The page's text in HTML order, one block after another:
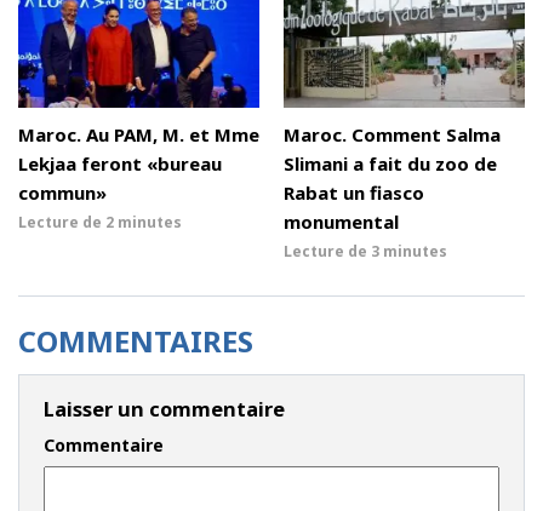
Maroc. Au PAM, M. et Mme
Lekjaa feront «bureau
commun»
Lecture de 2 minutes
Maroc. Comment Salma
Slimani a fait du zoo de
Rabat un fiasco
monumental
Lecture de 3 minutes
COMMENTAIRES
Laisser un commentaire
Commentaire